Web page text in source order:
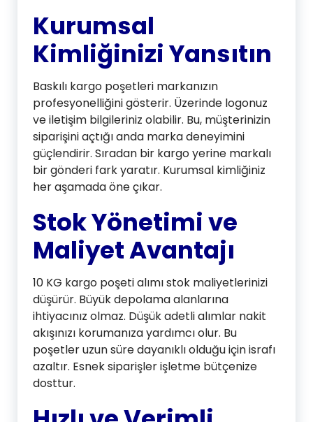
Kurumsal
Kimliğinizi Yansıtın
Baskılı kargo poşetleri markanızın
profesyonelliğini gösterir. Üzerinde logonuz
ve iletişim bilgileriniz olabilir. Bu, müşterinizin
siparişini açtığı anda marka deneyimini
güçlendirir. Sıradan bir kargo yerine markalı
bir gönderi fark yaratır. Kurumsal kimliğiniz
her aşamada öne çıkar.
Stok Yönetimi ve
Maliyet Avantajı
10 KG kargo poşeti alımı stok maliyetlerinizi
düşürür. Büyük depolama alanlarına
ihtiyacınız olmaz. Düşük adetli alımlar nakit
akışınızı korumanıza yardımcı olur. Bu
poşetler uzun süre dayanıklı olduğu için israfı
azaltır. Esnek siparişler işletme bütçenize
dosttur.